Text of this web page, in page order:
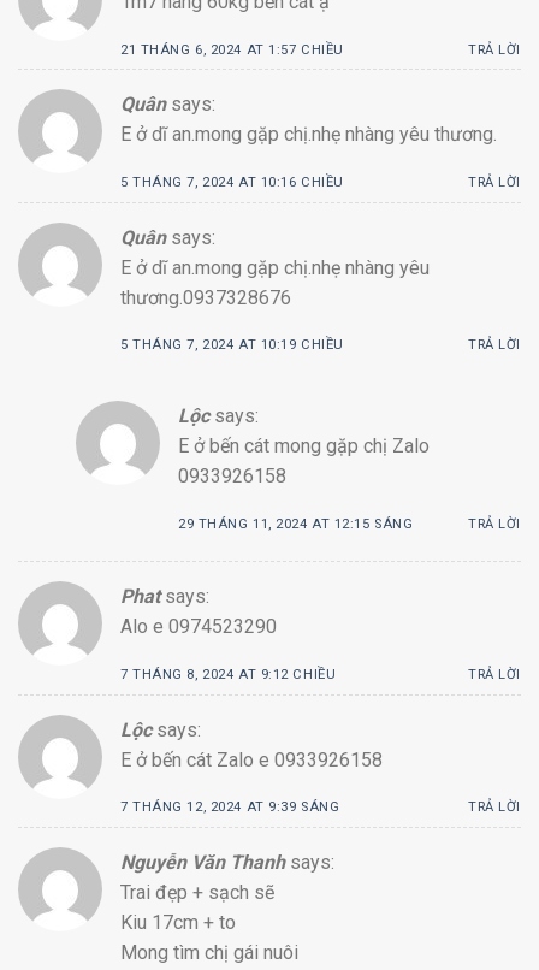
21 THÁNG 6, 2024 AT 1:57 CHIỀU TRẢ LỜI
Quân says:
E ở dĩ an.mong gặp chị.nhẹ nhàng yêu thương.
5 THÁNG 7, 2024 AT 10:16 CHIỀU TRẢ LỜI
Quân says:
E ở dĩ an.mong gặp chị.nhẹ nhàng yêu
thương.0937328676
5 THÁNG 7, 2024 AT 10:19 CHIỀU TRẢ LỜI
Lộc says:
E ở bến cát mong gặp chị Zalo
0933926158
29 THÁNG 11, 2024 AT 12:15 SÁNG TRẢ LỜI
Phat says:
Alo e 0974523290
7 THÁNG 8, 2024 AT 9:12 CHIỀU TRẢ LỜI
Lộc says:
E ở bến cát Zalo e 0933926158
7 THÁNG 12, 2024 AT 9:39 SÁNG TRẢ LỜI
Nguyễn Văn Thanh says:
Trai đẹp + sạch sẽ
Kiu 17cm + to
Mong tìm chị gái nuôi